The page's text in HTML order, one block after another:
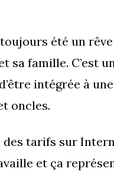
été un
sa famille. C’est
intégrée à
oncles.
tarifs sur
et ça